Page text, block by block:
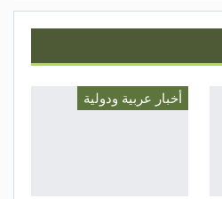
أخبار عربية ودولية